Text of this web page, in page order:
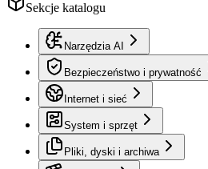
Sekcje katalogu
Narzędzia AI
Bezpieczeństwo i prywatność
Internet i sieć
System i sprzęt
Pliki, dyski i archiwa